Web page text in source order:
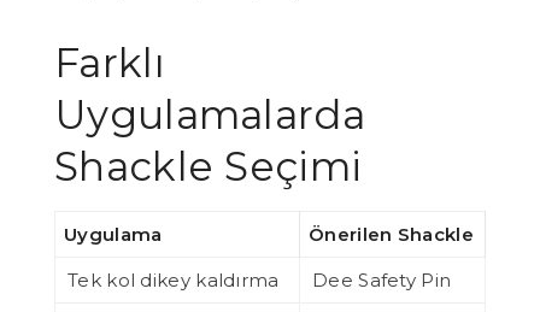
Farklı
Uygulamalarda
Shackle Seçimi
Uygulama
Önerilen Shackle
Tek kol dikey kaldırma
Dee Safety Pin